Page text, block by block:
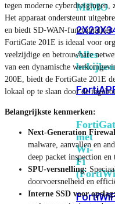
MIMO
2X23X3
Alles
bekijken
FortiAP
met
Wi-
Fi
tegen moderne cyberdreigingen,
Het apparaat ondersteunt
en biedt SD-WAN-
FortiGate 201E is ideaal voor
veelzijdige en betrouwbare
van een dynamische
200E, biedt de FortiGate 201E
lokaal op te slaan door de
Belangrijkste kenmerken:
Next-Generation
malware, aanvallen en
deep packet inspection
SPU-versnelling:
doorvoersnelheid en
Interne SSD voor